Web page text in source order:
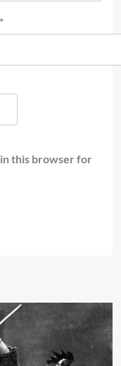
*
in this browser for